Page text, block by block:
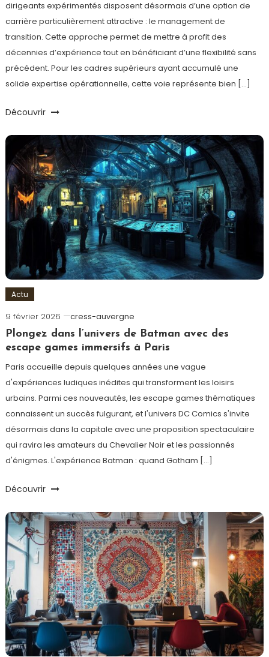
dirigeants expérimentés disposent désormais d’une option de
carrière particulièrement attractive : le management de
transition. Cette approche permet de mettre à profit des
décennies d’expérience tout en bénéficiant d’une flexibilité sans
précédent. Pour les cadres supérieurs ayant accumulé une
solide expertise opérationnelle, cette voie représente bien […]
Découvrir
Actu
9 février 2026
cress-auvergne
Plongez dans l’univers de Batman avec des
escape games immersifs à Paris
Paris accueille depuis quelques années une vague
d'expériences ludiques inédites qui transforment les loisirs
urbains. Parmi ces nouveautés, les escape games thématiques
connaissent un succès fulgurant, et l'univers DC Comics s'invite
désormais dans la capitale avec une proposition spectaculaire
qui ravira les amateurs du Chevalier Noir et les passionnés
d'énigmes. L'expérience Batman : quand Gotham […]
Découvrir